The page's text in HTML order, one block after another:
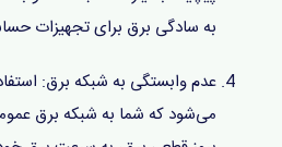
به سادگی برق برای تجهیزات
عدم وابستگی به شبکه برق:
می‌شود که شما به شبکه برق